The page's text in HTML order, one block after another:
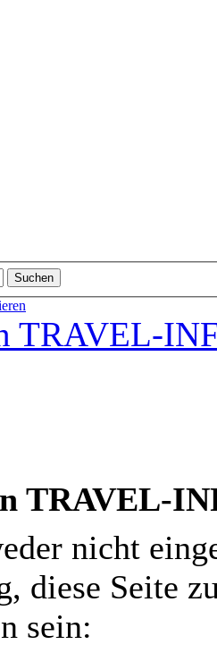
TRAVEL-
TRAVEL-
nicht
diese Seite
sein: